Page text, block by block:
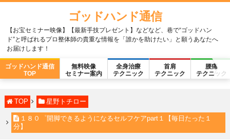
ゴッドハンド通信
【お宝セミナー映像】【最新手技プレゼント】などなど、巷で“ゴッドハン
ド”と呼ばれるプロ整体師の貴重な情報を「誰かを助けたい」と願うあなたへ
お届けします！
ゴッドハンド通信
TOP
無料映像
セミナー案内
全身治療
テクニック
首肩
テクニック
腰痛
テクニック
TOP 星野トチロー
１８０゜開脚できるようになるセルフケアpart１【毎日たった１
分】